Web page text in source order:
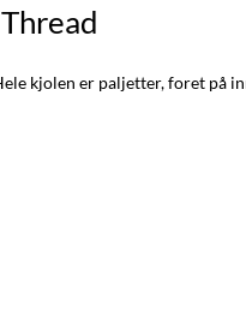
kjolen er paljetter, foret på